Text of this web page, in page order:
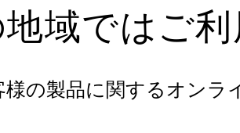
域ではご
の製品に関するオンラ